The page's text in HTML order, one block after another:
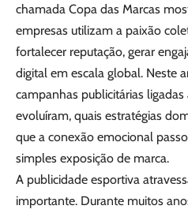
chamada Copa das Marcas
empresas utilizam a paixão
fortalecer reputação, gerar
digital em escala global. Neste
campanhas publicitárias
evoluíram, quais estratégias
que a conexão emocional
simples exposição de marca.
A publicidade esportiva
importante. Durante muitos